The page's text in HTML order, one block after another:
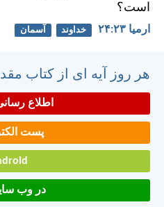
است؟
ارميا ۲۳:‏۲۴ خداوند آسمان
هر روز آیه ای از کتاب
اطلاع
پست
در وب